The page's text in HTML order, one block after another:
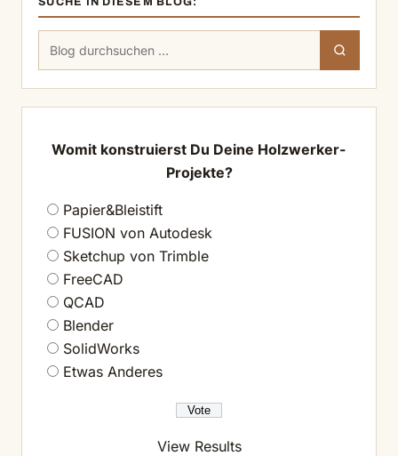
Suchen
Womit konstruierst Du Deine Holzwerker-
Projekte?
Papier&Bleistift
FUSION von Autodesk
Sketchup von Trimble
FreeCAD
QCAD
Blender
SolidWorks
Etwas Anderes
View Results